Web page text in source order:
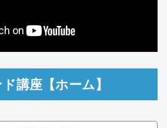
講座【ホーム】